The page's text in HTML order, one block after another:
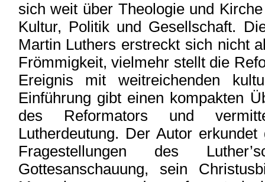
sich weit über Theologie und
Kultur, Politik und Gesellschaft.
Martin Luthers erstreckt sich nicht
Frömmigkeit, vielmehr stellt die
Ereignis mit weitreichenden
Einführung gibt einen kompakten
des Reformators und
Lutherdeutung. Der Autor
Fragestellungen des
Gottesanschauung, sein